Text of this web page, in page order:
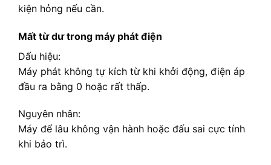
kiện hỏng nếu cần.
Mất từ dư trong máy phát điện
Dấu hiệu:
Máy phát không tự kích từ khi khởi động, điện áp
đầu ra bằng 0 hoặc rất thấp.
Nguyên nhân:
Máy để lâu không vận hành hoặc đấu sai cực tính
khi bảo trì.